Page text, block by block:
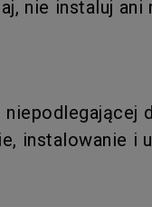
nie instaluj ani
instalowanie i